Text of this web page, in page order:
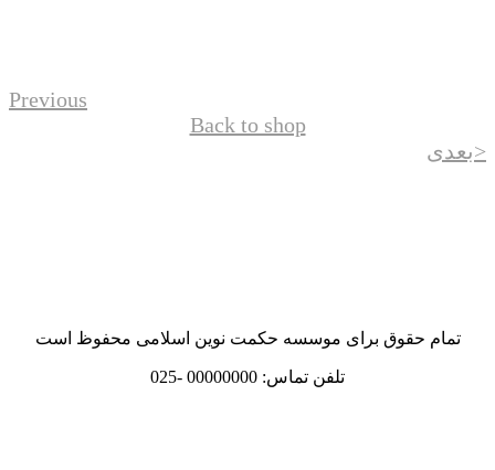
Previous
Back to shop
<بعدی
تمام حقوق برای موسسه حکمت نوین اسلامی محفوظ است
تلفن تماس: 00000000 -025